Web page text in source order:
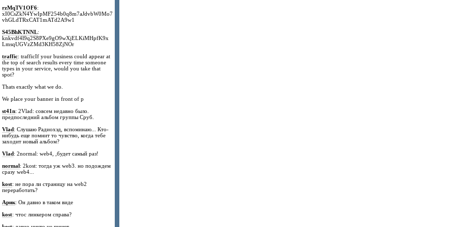
rzMqTV1OF6:
xI0CsZkN4YwIpMF254b0q8m7aJdvbW0Mo7
vhGLdTRxCAT1mATd2A9w1
S45BhKTNNL:
knkvdf4l9q2S8PXe9gO9wXjELKiMHpfK9x
LmsqUGVzZMd3KH58ZjNOr
traffic: trafficIf your business could appear at
the top of search results every time someone
types in your service, would you take that
spot?
Thats exactly what we do.
We place your banner in front of p
st41n: 2Vlad: совсем недавно было.
предпоследний альбом группы Сруб.
Vlad: Слушаю Радиохэд, вспоминаю... Кто-
нибудь еще помнит то чувство, когда тебе
заходит новый альбом?
Vlad: 2normal: web4, ,будет самый раз!
normal: 2kost: тогда уж web3. но подождем
сразу web4...
kost: не пора ли страницу на web2
переработать?
Арик: Он давно в таком виде
kost: чтос линкером справа?